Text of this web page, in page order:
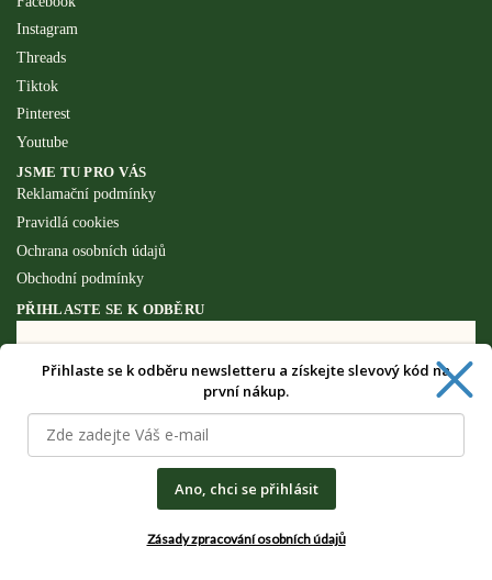
Přihlaste se k odběru newsletteru a získejte slevový kód na
první nákup.
Ano, chci se přihlásit
Zásady zpracování osobních údajů
Instagram
Threads
Tiktok
Pinterest
Youtube
JSME TU PRO VÁS
Reklamační podmínky
Pravidlá cookies
Ochrana osobních údajů
Obchodní podmínky
PŘIHLASTE SE K ODBĚRU
Získejte speciální výhody pouze pro
odběratele newsletteru.
CHCI SPECIÁLNÍ VÝHODY